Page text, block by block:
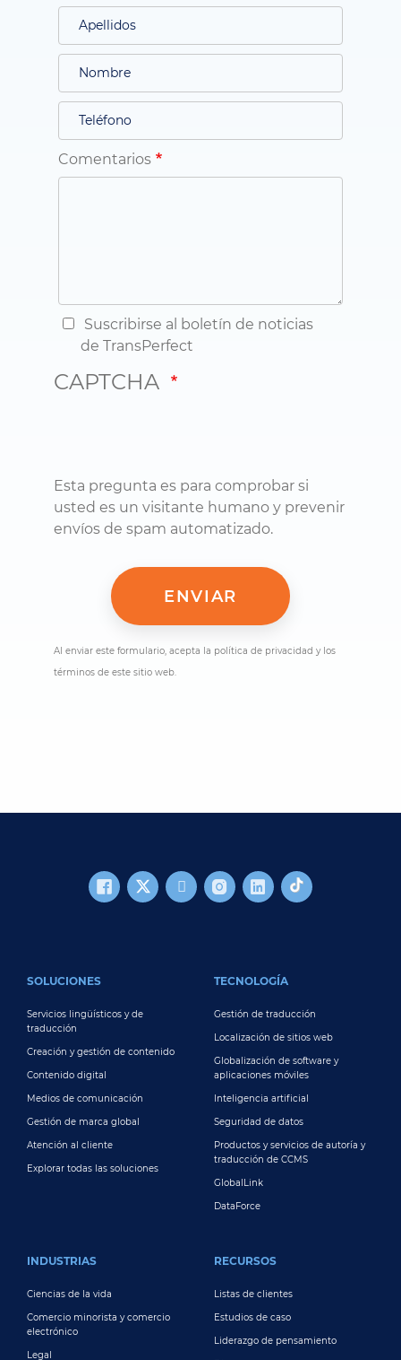
Comentarios
Suscribirse al boletín de noticias
de TransPerfect
CAPTCHA
Esta pregunta es para comprobar si
usted es un visitante humano y prevenir
envíos de spam automatizado.
Al enviar este formulario, acepta la política de privacidad y los
términos de este sitio web.
SOLUCIONES
Servicios lingüísticos y de
traducción
Creación y gestión de contenido
Contenido digital
Medios de comunicación
Gestión de marca global
Atención al cliente
Explorar todas las soluciones
TECNOLOGÍA
Gestión de traducción
Localización de sitios web
Globalización de software y
aplicaciones móviles
Inteligencia artificial
Seguridad de datos
Productos y servicios de autoría y
traducción de CCMS
GlobalLink
DataForce
INDUSTRIAS
Ciencias de la vida
Comercio minorista y comercio
electrónico
Legal
RECURSOS
Listas de clientes
Estudios de caso
Liderazgo de pensamiento